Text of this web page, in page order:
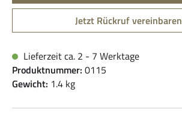
Jetzt Rückruf vereinbaren
Lieferzeit ca. 2 - 7 Werktage
Produktnummer: 0115
Gewicht: 1.4 kg